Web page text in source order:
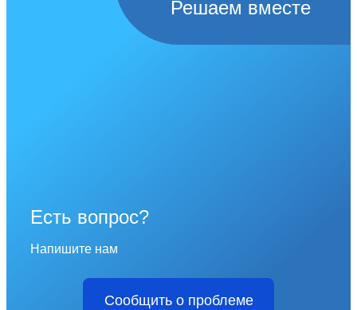
Решаем вместе
Есть вопрос?
Напишите нам
Сообщить о проблеме